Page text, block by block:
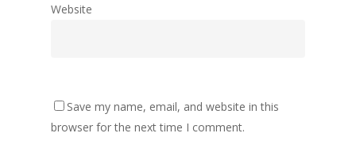
Website
Save my name, email, and website in this
browser for the next time I comment.